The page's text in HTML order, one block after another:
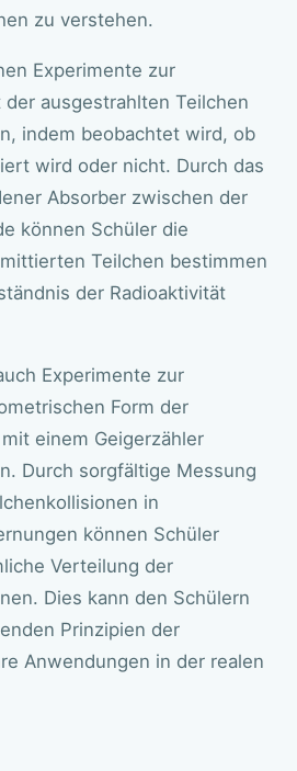
zu verstehen.
Experimente zur
ausgestrahlten Teilchen
indem beobachtet wird, ob
wird oder nicht. Durch das
Absorber zwischen der
können Schüler die
Teilchen bestimmen
der Radioaktivität
Experimente zur
Form der
einem Geigerzähler
Durch sorgfältige Messung
in
können Schüler
Verteilung der
Dies kann den Schülern
Prinzipien der
Anwendungen in der realen